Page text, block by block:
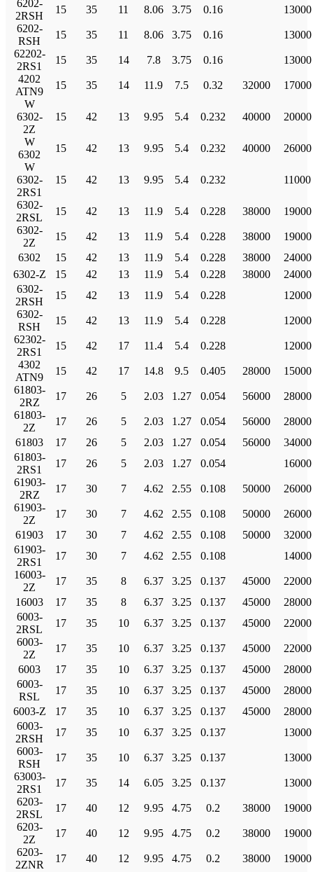
6202-
2RSH
15 35 11 8.06 3.75 0.16
13000
6202-
RSH
15 35 11 8.06 3.75 0.16
13000
62202-
2RS1
15 35 14 7.8 3.75 0.16
13000
4202
ATN9
15 35 14 11.9 7.5 0.32 32000
17000
W
6302-
2Z
15 42 13 9.95 5.4 0.232 40000 20000
W
6302
15 42 13 9.95 5.4 0.232 40000
26000
W
6302-
2RS1
15 42 13 9.95 5.4 0.232 11000
6302-
2RSL
15 42 13 11.9 5.4 0.228 38000
19000
6302-
2Z
15 42 13 11.9 5.4 0.228 38000
19000
6302
15 42 13 11.9 5.4 0.228 38000
24000
6302-Z
15 42 13 11.9 5.4 0.228 38000
24000
6302-
2RSH
15 42 13 11.9 5.4 0.228
12000
6302-
RSH
15 42 13 11.9 5.4 0.228
12000
62302-
2RS1
15 42 17 11.4 5.4 0.228
12000
4302
ATN9
15 42 17 14.8 9.5 0.405 28000
15000
61803-
2RZ
17 26 5 2.03 1.27 0.054 56000
28000
61803-
2Z
17 26 5 2.03 1.27 0.054 56000
28000
61803
17 26 5 2.03 1.27 0.054 56000
34000
61803-
2RS1
17 26 5 2.03 1.27 0.054
16000
61903-
2RZ
17 30 7 4.62 2.55 0.108 50000
26000
61903-
2Z
17 30 7 4.62 2.55 0.108 50000
26000
61903
17 30 7 4.62 2.55 0.108 50000
32000
61903-
2RS1
17 30 7 4.62 2.55 0.108
14000
16003-
2Z
17 35 8 6.37 3.25 0.137 45000
22000
16003
17 35 8 6.37 3.25 0.137 45000
28000
6003-
2RSL
17 35 10 6.37 3.25 0.137 45000
22000
6003-
2Z
17 35 10 6.37 3.25 0.137 45000
22000
6003
17 35 10 6.37 3.25 0.137 45000
28000
6003-
RSL
17 35 10 6.37 3.25 0.137 45000
28000
6003-Z
17 35 10 6.37 3.25 0.137 45000
28000
6003-
2RSH
17 35 10 6.37 3.25 0.137
13000
6003-
RSH
17 35 10 6.37 3.25 0.137
13000
63003-
2RS1
17 35 14 6.05 3.25 0.137
13000
6203-
2RSL
17 40 12 9.95 4.75 0.2 38000
19000
6203-
2Z
17 40 12 9.95 4.75 0.2 38000
19000
6203-
2ZNR
17 40 12 9.95 4.75 0.2 38000
19000